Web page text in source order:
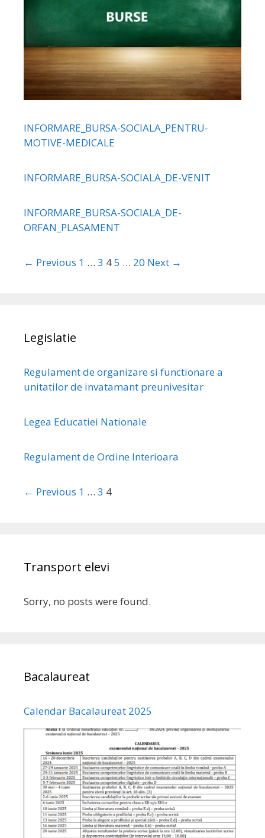
INFORMARE_BURSA-SOCIALA_PENTRU-
MOTIVE-MEDICALE
INFORMARE_BURSA-SOCIALA_DE-VENIT
INFORMARE_BURSA-SOCIALA_DE-
ORFAN_PLASAMENT
← Previous 1 … 3 45 … 20 Next →
Legislatie
Regulament de organizare si functionare a
unitatilor de invatamant preunivesitar
Legea Educatiei Nationale
Regulament de Ordine Interioara
← Previous 1 … 3 4
Transport elevi
Sorry, no posts were found.
Bacalaureat
Calendar Bacalaureat 2025